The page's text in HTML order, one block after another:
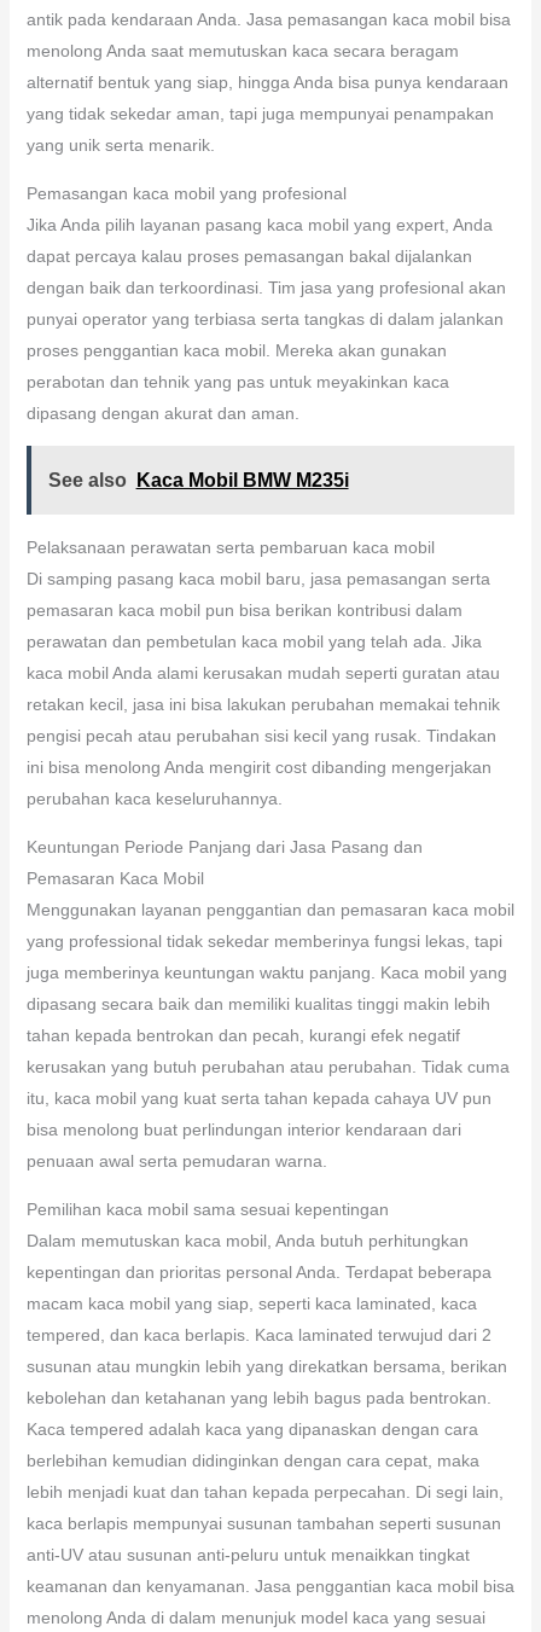
antik pada kendaraan Anda. Jasa pemasangan kaca mobil bisa
menolong Anda saat memutuskan kaca secara beragam
alternatif bentuk yang siap, hingga Anda bisa punya kendaraan
yang tidak sekedar aman, tapi juga mempunyai penampakan
yang unik serta menarik.
Pemasangan kaca mobil yang profesional
Jika Anda pilih layanan pasang kaca mobil yang expert, Anda
dapat percaya kalau proses pemasangan bakal dijalankan
dengan baik dan terkoordinasi. Tim jasa yang profesional akan
punyai operator yang terbiasa serta tangkas di dalam jalankan
proses penggantian kaca mobil. Mereka akan gunakan
perabotan dan tehnik yang pas untuk meyakinkan kaca
dipasang dengan akurat dan aman.
See also Kaca Mobil BMW M235i
Pelaksanaan perawatan serta pembaruan kaca mobil
Di samping pasang kaca mobil baru, jasa pemasangan serta
pemasaran kaca mobil pun bisa berikan kontribusi dalam
perawatan dan pembetulan kaca mobil yang telah ada. Jika
kaca mobil Anda alami kerusakan mudah seperti guratan atau
retakan kecil, jasa ini bisa lakukan perubahan memakai tehnik
pengisi pecah atau perubahan sisi kecil yang rusak. Tindakan
ini bisa menolong Anda mengirit cost dibanding mengerjakan
perubahan kaca keseluruhannya.
Keuntungan Periode Panjang dari Jasa Pasang dan
Pemasaran Kaca Mobil
Menggunakan layanan penggantian dan pemasaran kaca mobil
yang professional tidak sekedar memberinya fungsi lekas, tapi
juga memberinya keuntungan waktu panjang. Kaca mobil yang
dipasang secara baik dan memiliki kualitas tinggi makin lebih
tahan kepada bentrokan dan pecah, kurangi efek negatif
kerusakan yang butuh perubahan atau perubahan. Tidak cuma
itu, kaca mobil yang kuat serta tahan kepada cahaya UV pun
bisa menolong buat perlindungan interior kendaraan dari
penuaan awal serta pemudaran warna.
Pemilihan kaca mobil sama sesuai kepentingan
Dalam memutuskan kaca mobil, Anda butuh perhitungkan
kepentingan dan prioritas personal Anda. Terdapat beberapa
macam kaca mobil yang siap, seperti kaca laminated, kaca
tempered, dan kaca berlapis. Kaca laminated terwujud dari 2
susunan atau mungkin lebih yang direkatkan bersama, berikan
kebolehan dan ketahanan yang lebih bagus pada bentrokan.
Kaca tempered adalah kaca yang dipanaskan dengan cara
berlebihan kemudian didinginkan dengan cara cepat, maka
lebih menjadi kuat dan tahan kepada perpecahan. Di segi lain,
kaca berlapis mempunyai susunan tambahan seperti susunan
anti-UV atau susunan anti-peluru untuk menaikkan tingkat
keamanan dan kenyamanan. Jasa penggantian kaca mobil bisa
menolong Anda di dalam menunjuk model kaca yang sesuai